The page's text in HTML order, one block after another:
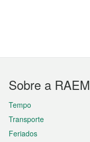
Sobre a RAEM
Tempo
Transporte
Feriados